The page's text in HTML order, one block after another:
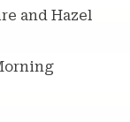
and Hazel